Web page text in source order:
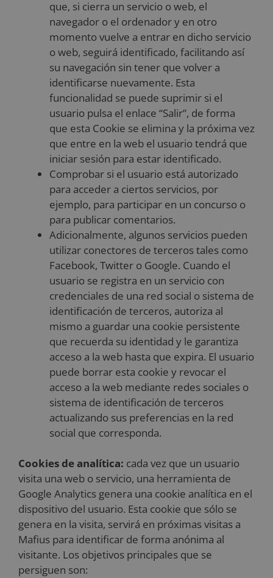
que, si cierra un servicio o web, el
navegador o el ordenador y en otro
momento vuelve a entrar en dicho servicio
o web, seguirá identificado, facilitando así
su navegación sin tener que volver a
identificarse nuevamente. Esta
funcionalidad se puede suprimir si el
usuario pulsa el enlace “Salir”, de forma
que esta Cookie se elimina y la próxima vez
que entre en la web el usuario tendrá que
iniciar sesión para estar identificado.
Comprobar si el usuario está autorizado
para acceder a ciertos servicios, por
ejemplo, para participar en un concurso o
para publicar comentarios.
Adicionalmente, algunos servicios pueden
utilizar conectores de terceros tales como
Facebook, Twitter o Google. Cuando el
usuario se registra en un servicio con
credenciales de una red social o sistema de
identificación de terceros, autoriza al
mismo a guardar una cookie persistente
que recuerda su identidad y le garantiza
acceso a la web hasta que expira. El usuario
puede borrar esta cookie y revocar el
acceso a la web mediante redes sociales o
sistema de identificación de terceros
actualizando sus preferencias en la red
social que corresponda.
Cookies de analítica: cada vez que un usuario
visita una web o servicio, una herramienta de
Google Analytics genera una cookie analítica en el
dispositivo del usuario. Esta cookie que sólo se
genera en la visita, servirá en próximas visitas a
Mafius para identificar de forma anónima al
visitante. Los objetivos principales que se
persiguen son: